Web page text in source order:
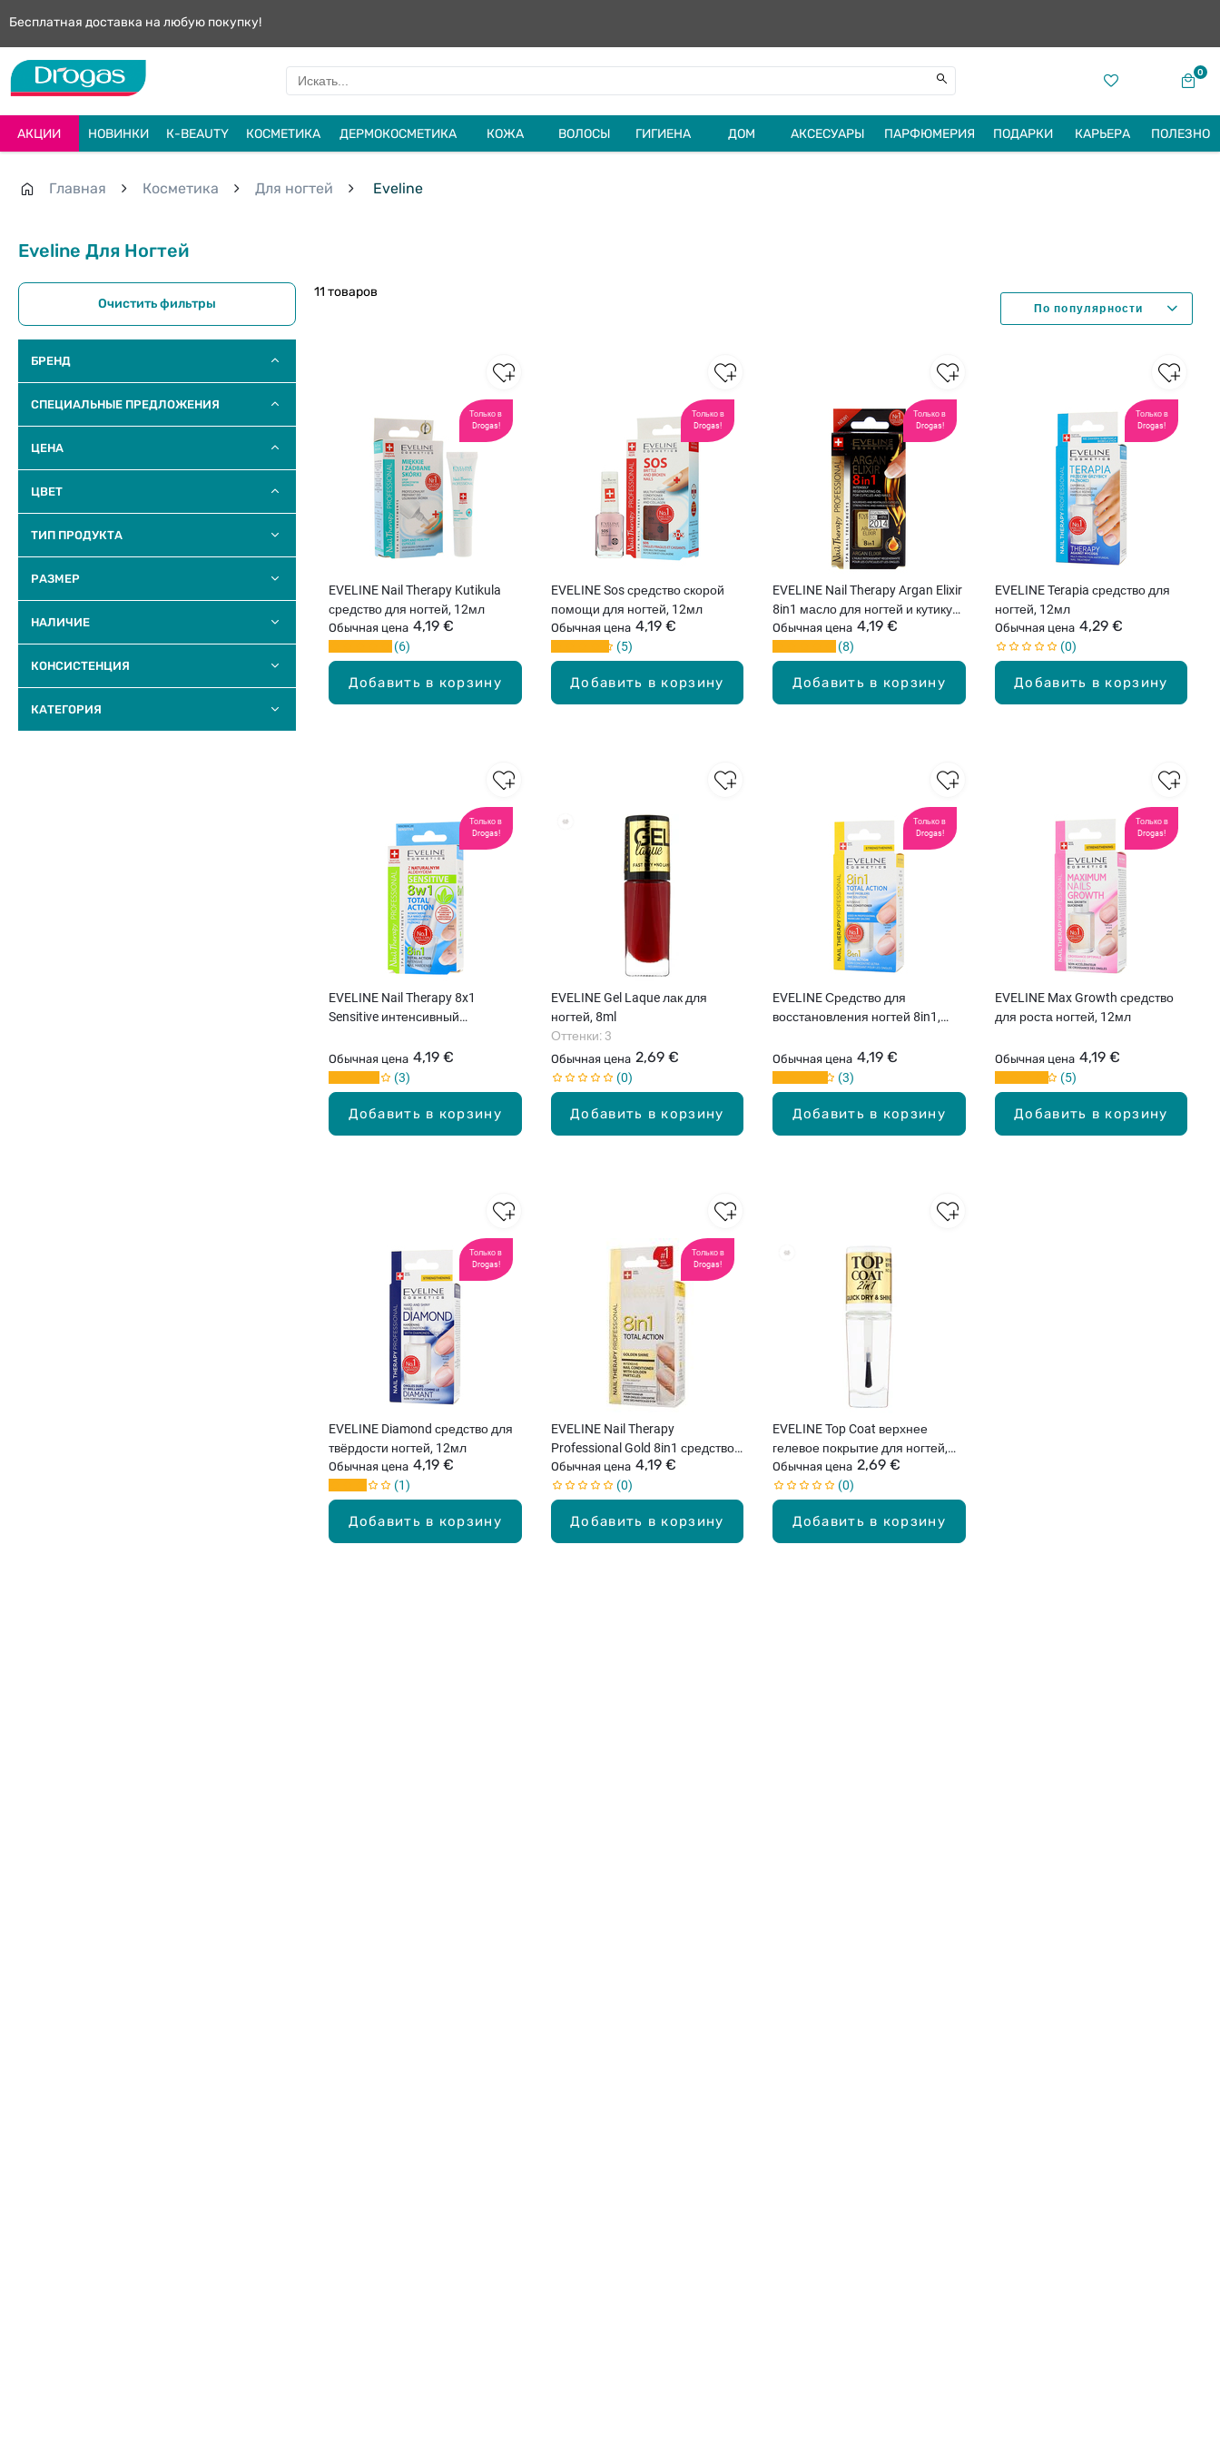
Бесплатная доставка на любую покупку!
0
АКЦИИ НОВИНКИ К-BEAUTY КОСМЕТИКА ДЕРМОКОСМЕТИКА КОЖА ВОЛОСЫ ГИГИЕНА ДОМ АКСЕСУАРЫ ПАРФЮМЕРИЯ ПОДАРКИ КАРЬЕРА ПОЛЕЗНО
Главная Косметика Для ногтей Eveline
Eveline Для Ногтей
Очистить фильтры
БРЕНД
СПЕЦИАЛЬНЫЕ ПРЕДЛОЖЕНИЯ
ЦЕНА
ЦВЕТ
ТИП ПРОДУКТА
РАЗМЕР
НАЛИЧИЕ
КОНСИСТЕНЦИЯ
КАТЕГОРИЯ
11 товаров
Только в
Drogas!
Добавить в корзину
EVELINE Nail Therapy Kutikula
средство для ногтей, 12мл
Обычная цена 4,19 €
6
Только в
Drogas!
Добавить в корзину
EVELINE Sos средство скорой
помощи для ногтей, 12мл
Обычная цена 4,19 €
5
Только в
Drogas!
Добавить в корзину
EVELINE Nail Therapy Argan Elixir
8in1 масло для ногтей и кутикул,
12мл
Обычная цена 4,19 €
8
Только в
Drogas!
Добавить в корзину
EVELINE Terapia средство для
ногтей, 12мл
Обычная цена 4,29 €
0
Только в
Drogas!
Добавить в корзину
EVELINE Nail Therapy 8x1
Sensitive интенсивный
Обычная цена 4,19 €
3
Добавить в корзину
EVELINE Gel Laque лак для
ногтей, 8ml
Обычная цена 2,69 €
Оттенки: 3
0
Только в
Drogas!
Добавить в корзину
EVELINE Средство для
восстановления ногтей 8in1,
Обычная цена 4,19 €
3
Только в
Drogas!
Добавить в корзину
EVELINE Max Growth средство
для роста ногтей, 12мл
Обычная цена 4,19 €
5
Только в
Drogas!
Добавить в корзину
EVELINE Diamond средство для
твёрдости ногтей, 12мл
Обычная цена 4,19 €
1
Только в
Drogas!
Добавить в корзину
EVELINE Nail Therapy
Professional Gold 8in1 средство
для восстановления ногтей,
12мл
Обычная цена 4,19 €
0
Добавить в корзину
EVELINE Top Coat верхнее
гелевое покрытие для ногтей,
8мл
Обычная цена 2,69 €
0